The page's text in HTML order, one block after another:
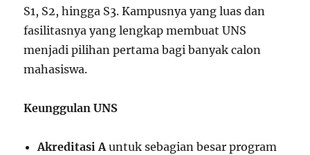
S1, S2, hingga S3. Kampusnya yang luas dan
fasilitasnya yang lengkap membuat UNS
menjadi pilihan pertama bagi banyak calon
mahasiswa.
Keunggulan UNS
Akreditasi Auntuk sebagian besar program